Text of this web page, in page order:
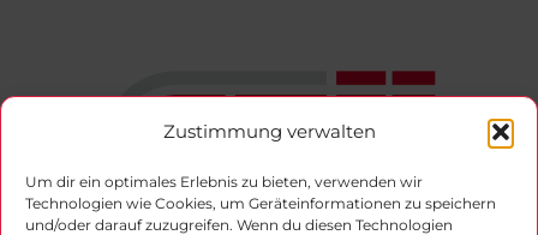
Zustimmung verwalten
Um dir ein optimales Erlebnis zu bieten, verwenden wir
Technologien wie Cookies, um Geräteinformationen zu speichern
und/oder darauf zuzugreifen. Wenn du diesen Technologien